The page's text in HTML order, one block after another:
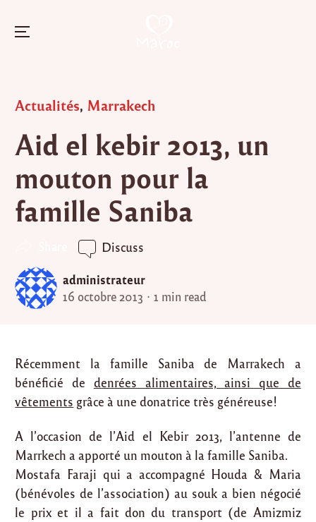
content
Menu
Posted
Actualités, Marrakech
Aid el kebir 2013, un
mouton pour la
famille Saniba
administrateur
16 octobre 2013
1 min read
Discuss
Récemment la famille Saniba de Marrakech a
bénéficié de denrées alimentaires, ainsi que de
vêtements grâce à une donatrice très généreuse!
A l’occasion de l’Aid el Kebir 2013, l’antenne de
Marrkech a apporté un mouton à la famille Saniba.
Mostafa Faraji qui a accompagné Houda & Maria
(bénévoles de l’association) au souk a bien négocié
le prix et il a fait don du transport (de Amizmiz